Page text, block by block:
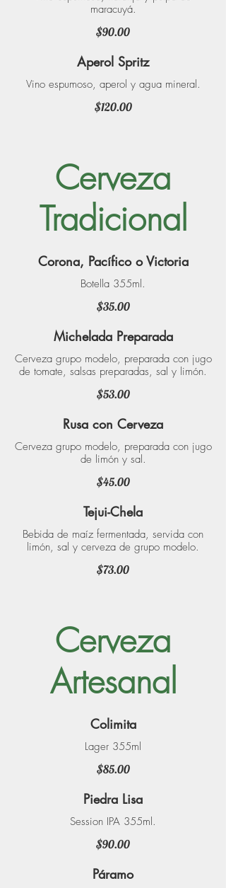
maracuyá.
$90.00
Aperol Spritz
Vino espumoso, aperol y agua mineral.
$120.00
Cerveza
Tradicional
Corona, Pacífico o Victoria
Botella 355ml.
$35.00
Michelada Preparada
Cerveza grupo modelo, preparada con jugo
de tomate, salsas preparadas, sal y limón.
$53.00
Rusa con Cerveza
Cerveza grupo modelo, preparada con jugo
de limón y sal.
$45.00
Tejui-Chela
Bebida de maíz fermentada, servida con
limón, sal y cerveza de grupo modelo.
$73.00
Cerveza
Artesanal
Colimita
Lager 355ml
$85.00
Piedra Lisa
Session IPA 355ml.
$90.00
Páramo